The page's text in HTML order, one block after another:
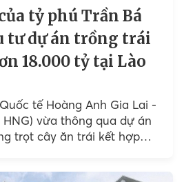
tỷ phú Trần Bá
tư dự án trồng trái
18.000 tỷ tại Lào
tế Hoàng Anh Gia Lai -
HNG) vừa thông qua dự án
trọt cây ăn trái kết hợp